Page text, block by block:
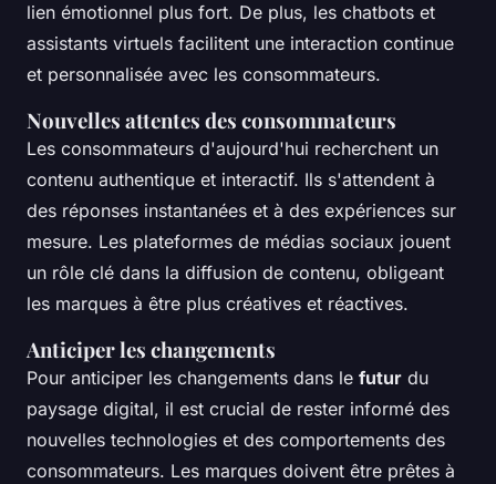
lien émotionnel plus fort. De plus, les chatbots et
assistants virtuels facilitent une interaction continue
et personnalisée avec les consommateurs.
Nouvelles attentes des consommateurs
Les consommateurs d'aujourd'hui recherchent un
contenu authentique et interactif. Ils s'attendent à
des réponses instantanées et à des expériences sur
mesure. Les plateformes de médias sociaux jouent
un rôle clé dans la diffusion de contenu, obligeant
les marques à être plus créatives et réactives.
Anticiper les changements
Pour anticiper les changements dans le futur du
paysage digital, il est crucial de rester informé des
nouvelles technologies et des comportements des
consommateurs. Les marques doivent être prêtes à